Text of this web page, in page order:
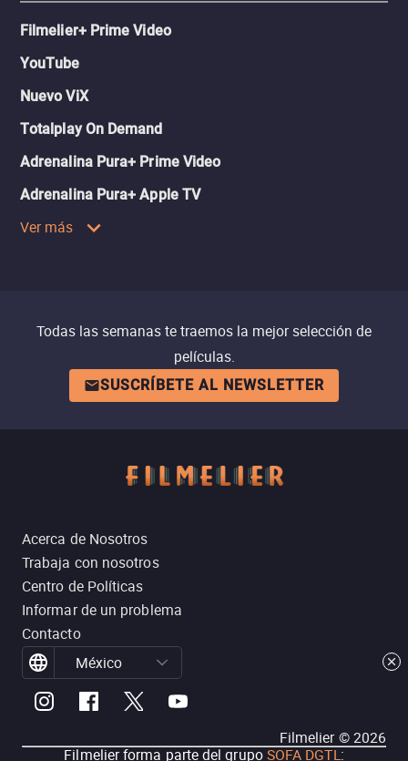
Filmelier+ Prime Video
YouTube
Nuevo ViX
Totalplay On Demand
Adrenalina Pura+ Prime Video
Adrenalina Pura+ Apple TV
Ver más
Todas las semanas te traemos la mejor selección de
películas.
SUSCRÍBETE AL NEWSLETTER
Acerca de Nosotros
Trabaja con nosotros
Centro de Políticas
Informar de un problema
Contacto
México
Filmelier ©2026
Filmelier forma parte del grupoSOFA DGTL: